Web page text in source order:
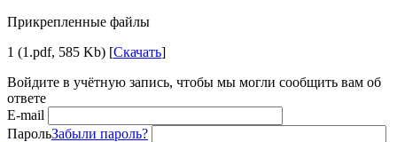
Прикрепленные файлы
1 (1.pdf, 585 Kb) [Скачать]
Войдите в учётную запись, чтобы мы могли сообщить вам об
ответе
E-mail
ПарольЗабыли пароль?